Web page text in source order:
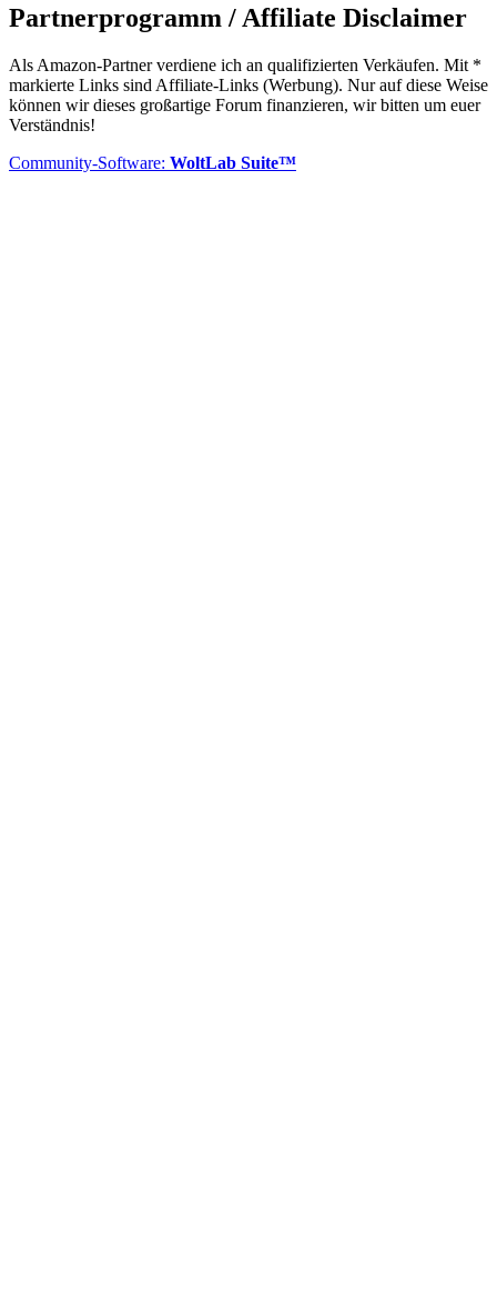
Partnerprogramm / Affiliate Disclaimer
Als Amazon-Partner verdiene ich an qualifizierten Verkäufen. Mit *
markierte Links sind Affiliate-Links (Werbung). Nur auf diese Weise
können wir dieses großartige Forum finanzieren, wir bitten um euer
Verständnis!
Community-Software: WoltLab Suite™